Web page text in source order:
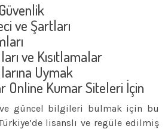
ve Şartları
ve Kısıtlamalar
Uymak
Online Kumar Siteleri İçin
güncel bilgileri bulmak için bu
lisanslı ve regüle edilmiş